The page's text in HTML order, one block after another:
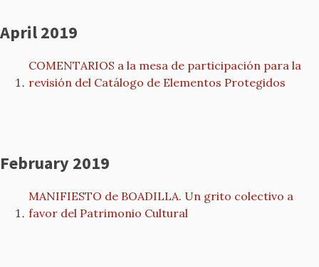
April 2019
COMENTARIOS a la mesa de participación para la
revisión del Catálogo de Elementos Protegidos
February 2019
MANIFIESTO de BOADILLA. Un grito colectivo a
favor del Patrimonio Cultural